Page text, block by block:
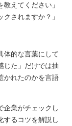
えてください」
されますか？」
体的な言葉にして
じた」だけでは抽
かれたのかを言語
企業がチェックし
するコツを解説し